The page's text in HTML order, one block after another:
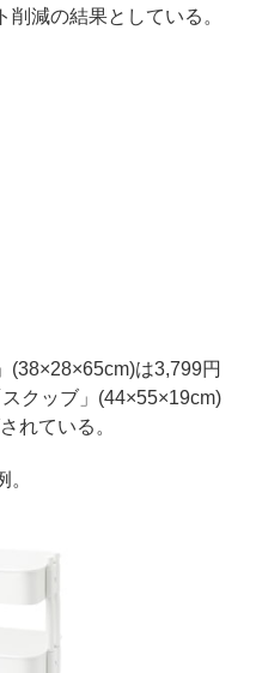
減の結果としている。
(38×28×65cm)は3,799円
クッブ」(44×55×19cm)
れている。